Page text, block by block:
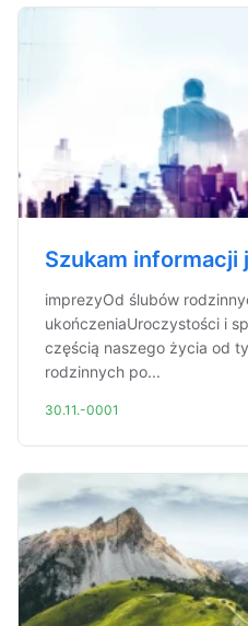
Szukam informacji
imprezyOd ślubów
ukończeniaUroczystości i
częścią naszego życia od
rodzinnych po...
30.11.-0001